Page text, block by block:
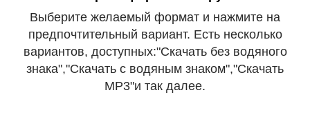
Выберите желаемый формат и нажмите на
предпочтительный вариант. Есть несколько
вариантов, доступных:"Скачать без водяного
знака","Скачать с водяным знаком","Скачать
MP3"и так далее.